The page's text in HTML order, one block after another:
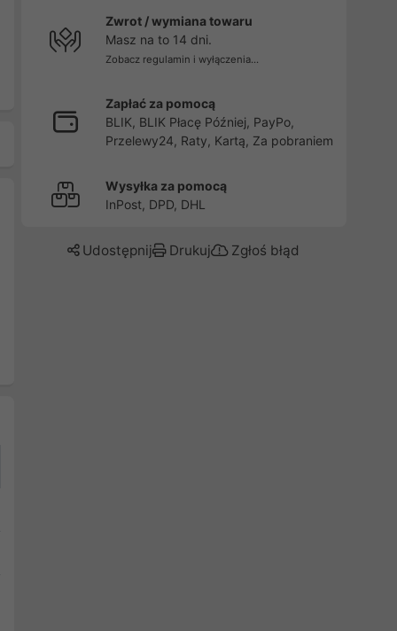
Zwrot / wymiana towaru
Masz na to 14 dni.
Zobacz regulamin i wyłączenia...
Zapłać za pomocą
BLIK, BLIK Płacę Później, PayPo,
Przelewy24, Raty, Kartą, Za pobraniem
Wysyłka za pomocą
InPost, DPD, DHL
Udostępnij Drukuj Zgłoś błąd